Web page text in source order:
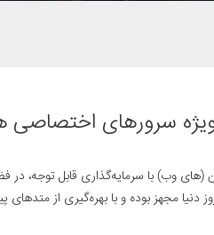
سرورهای
در فضایی به مساحت ۶۰۰۰ متر مربع تاسیس گردیده است و به عنوان بزرگ‌ترین مرکز
دنیا مجهز بوده و با بهره‌گیری از متدهای